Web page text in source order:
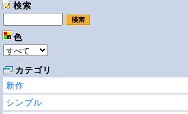
検索
色
カテゴリ
新作
シンプル